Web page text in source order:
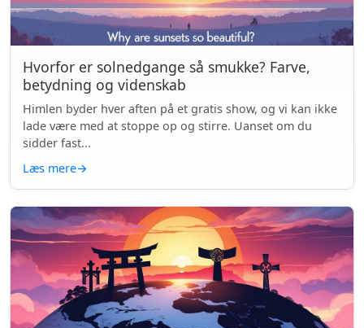
Hvorfor er solnedgange så smukke? Farve,
betydning og videnskab
Himlen byder hver aften på et gratis show, og vi kan ikke
lade være med at stoppe op og stirre. Uanset om du
sidder fast...
Læs mere→